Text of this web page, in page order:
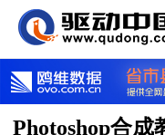
Photoshop合